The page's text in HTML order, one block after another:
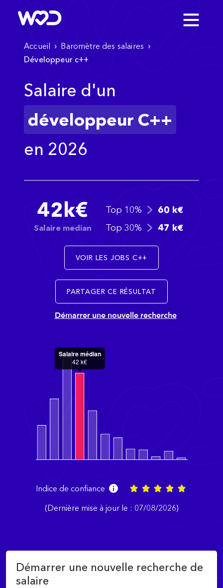
Accueil › Baromètre des salaires ›
Développeur c++
Salaire d'un
développeur C++
en 2026
42k€
Salaire median
Top 10% 60 k€
Top 30%
47 k€
VOIR LES JOBS C++
PARTAGER CE RÉSULTAT
Démarrer une nouvelle recherche
Indice de confiance
(Dernière mise à jour le : 07/08/2026)
Démarrer une nouvelle recherche de
salaire